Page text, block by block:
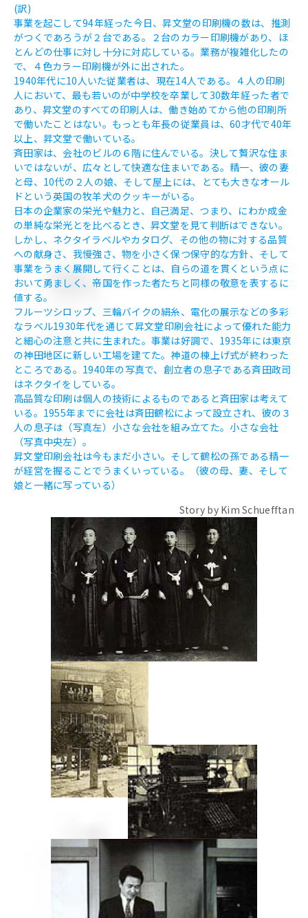
(訳)
事業を起こして94年経った今日、昇文堂の印刷機の数は、推測
がつくであろうが２台である。２台のカラー印刷機があり、ほ
とんどの仕事に対し十分に対応している。業務が複雑化したの
で、４色カラー印刷機が外に出された。
1940年代に10人いた従業者は、現在14人である。４人の印刷
人において、最も若いのが中学校を卒業して30数年経った者で
あり、昇文堂のすべての印刷人は、働き始めてから他の印刷所
で働いたことはない。もっとも年長の従業員は、60才代で40年
以上、昇文堂で働いている。
斉田家は、会社のビルの６階に住んでいる。決して贅沢な住ま
いではないが、広々として快適な住まいである。精一、彼の妻
と母、10代の２人の娘、そして屋上には、とても大きなオール
ドという英国の牧羊犬のクッキーがいる。
日本の企業家の栄光や魅力と、自己満足、つまり、にわか成金
の単純な栄光とを比べるとき、昇文堂を見て判断はできない。
しかし、ネクタイラベルやカタログ、その他の物に対する品質
への献身さ、我慢強さ、物を小さく保つ保守的な方針、そして
事業をうまく展開して行くことは、自らの道を貫くという点に
おいて勇ましく、帝国を作った者たちと同様の敬意を表するに
値する。
フルーツシロップ、三輪バイクの絹糸、電化の展示などの多彩
なラベル1930年代を通じて昇文堂印刷会社によって優れた能力
と細心の注意と共に生まれた。事業は好調で、1935年には東京
の神田地区に新しい工場を建てた。神道の棟上げ式が終わった
ところである。1940年の写真で、創立者の息子である斉田政司
はネクタイをしている。
高品質な印刷は個人の技術によるものであると斉田家は考えて
いる。1955年までに会社は斉田鶴松によって設立され、彼の３
人の息子は（写真左）小さな会社を組み立てた。小さな会社
（写真中央左）。
昇文堂印刷会社は今もまだ小さい。そして鶴松の孫である精一
が経営を握ることでうまくいっている。（彼の母、妻、そして
娘と一緒に写っている）
Story by Kim Schuefftan